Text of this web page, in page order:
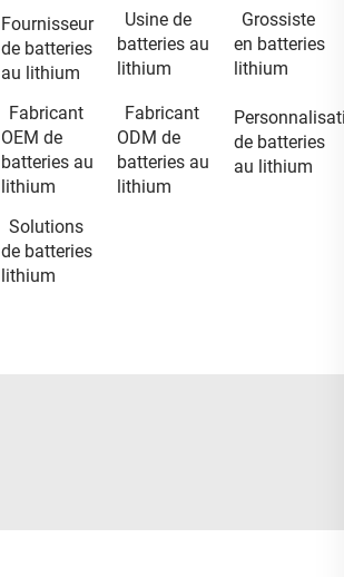
Fournisseur
de batteries
au lithium
Usine de
batteries au
lithium
Grossiste
en batteries
lithium
Fabricant
OEM de
batteries au
lithium
Fabricant
ODM de
batteries au
lithium
de batteries
au lithium
Solutions
de batteries
lithium